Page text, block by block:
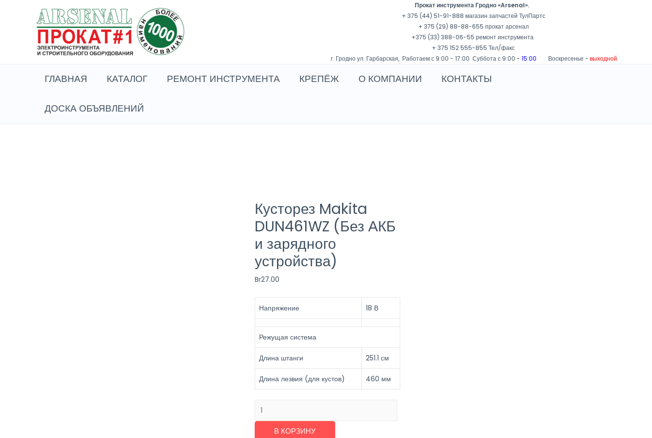
содержимому
Прокат инструмента Гродно «Arsenal».
+ 375 (44) 51-91-888 магазин запчастей ТулПартс
+ 375 (29) 88-88-655 прокат арсенал
+375 (33) 388-06-55 ремонт инструмента
+ 375 152 555-855 Тел/факс
г. Гродно ул. Гарбарская, Работаем с 9:00 - 17:00 Суббота с 9:00 - 15:00 Воскресенье - выходной
ГЛАВНАЯ КАТАЛОГ РЕМОНТ ИНСТРУМЕНТА КРЕПЁЖ О КОМПАНИИ КОНТАКТЫ
ДОСКА ОБЪЯВЛЕНИЙ
Кусторез Makita
DUN461WZ (Без АКБ
и зарядного
устройства)
Br27.00
Напряжение 18 В
Режущая система
Длина штанги 251.1 см
Длина лезвия (для кустов) 460 мм
Количество
КусторезВ КОРЗИНУ